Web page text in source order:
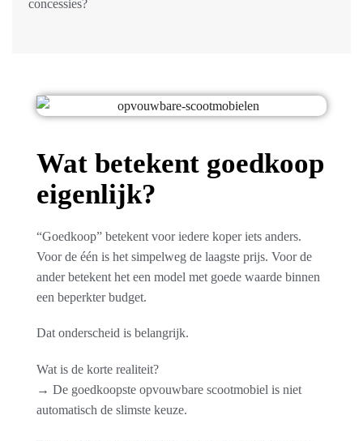
concessies?
Wat betekent goedkoop
eigenlijk?
“Goedkoop” betekent voor iedere koper iets anders.
Voor de één is het simpelweg de laagste prijs. Voor de
ander betekent het een model met goede waarde binnen
een beperkter budget.
Dat onderscheid is belangrijk.
Wat is de korte realiteit?
→ De goedkoopste opvouwbare scootmobiel is niet
automatisch de slimste keuze.